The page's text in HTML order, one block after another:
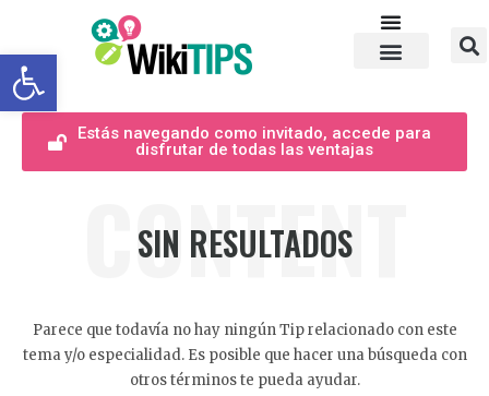
Abrir barra de herramientas
Estás navegando como invitado, accede para
disfrutar de todas las ventajas
CONTENT
SIN RESULTADOS
Parece que todavía no hay ningún Tip relacionado con este
tema y/o especialidad. Es posible que hacer una búsqueda con
otros términos te pueda ayudar.